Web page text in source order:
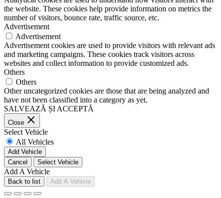
the website. These cookies help provide information on metrics the
number of visitors, bounce rate, traffic source, etc.
Advertisement
Advertisement
Advertisement cookies are used to provide visitors with relevant ads
and marketing campaigns. These cookies track visitors across
websites and collect information to provide customized ads.
Others
Others
Other uncategorized cookies are those that are being analyzed and
have not been classified into a category as yet.
SALVEAZĂ ȘI ACCEPTĂ
Close
Select Vehicle
All Vehicles
Add Vehicle
Cancel
Select Vehicle
Add A Vehicle
Back to list Add A Vehicle